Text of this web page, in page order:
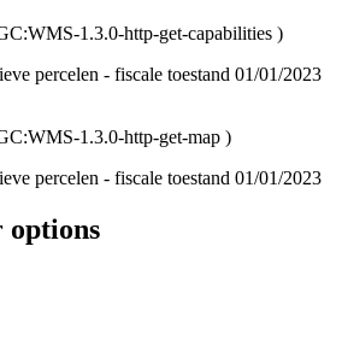
1.3.0-http-get-capabilities )
percelen - fiscale toestand 01/01/2023
1.3.0-http-get-map )
percelen - fiscale toestand 01/01/2023